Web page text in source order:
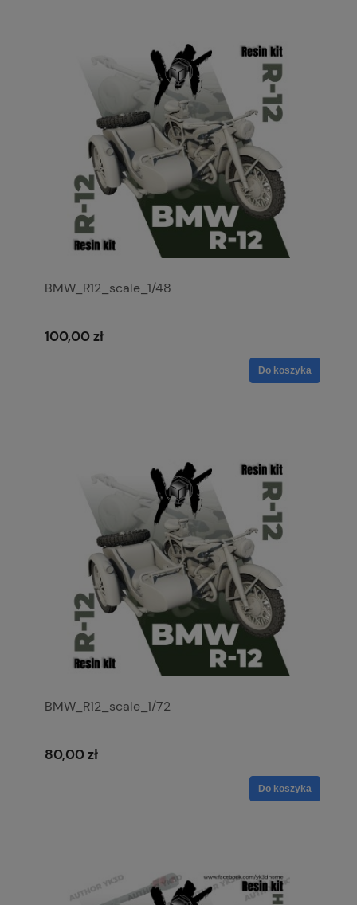
BMW_R12_scale_1/48
100,00 zł
Do koszyka
BMW_R12_scale_1/72
80,00 zł
Do koszyka